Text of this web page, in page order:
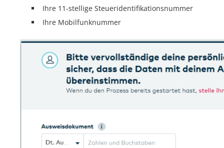
Ihre 11-stellige Steueridentifikationsnummer
Ihre Mobilfunknummer